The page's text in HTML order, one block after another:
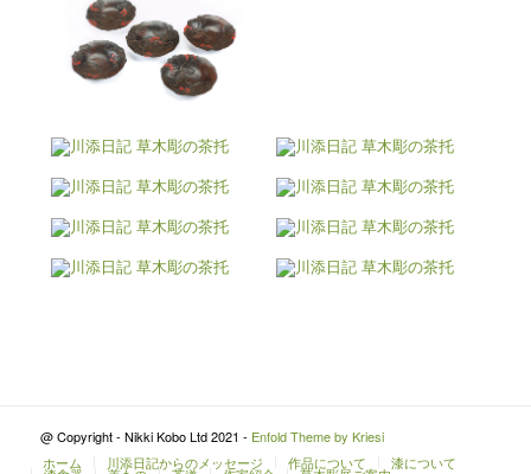
@ Copyright - Nikki Kobo Ltd 2021 - Enfold Theme by Kriesi
ホーム
川添日記からのメッセージ 作品について 漆について